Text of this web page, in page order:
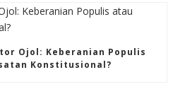
Ojol: Keberanian Populis
Konstitusional?